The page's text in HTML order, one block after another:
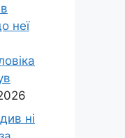
неї
ні